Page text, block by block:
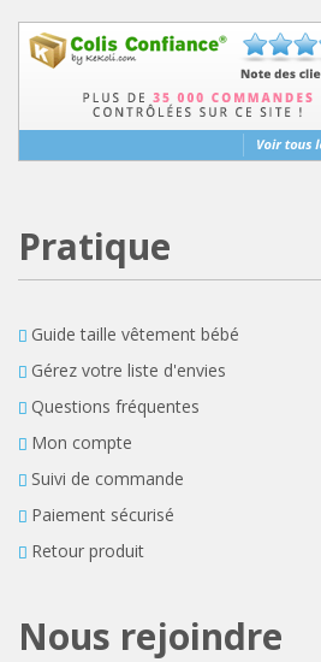
Pratique
Guide taille vêtement bébé
Gérez votre liste d'envies
Questions fréquentes
Mon compte
Suivi de commande
Paiement sécurisé
Retour produit
Nous rejoindre